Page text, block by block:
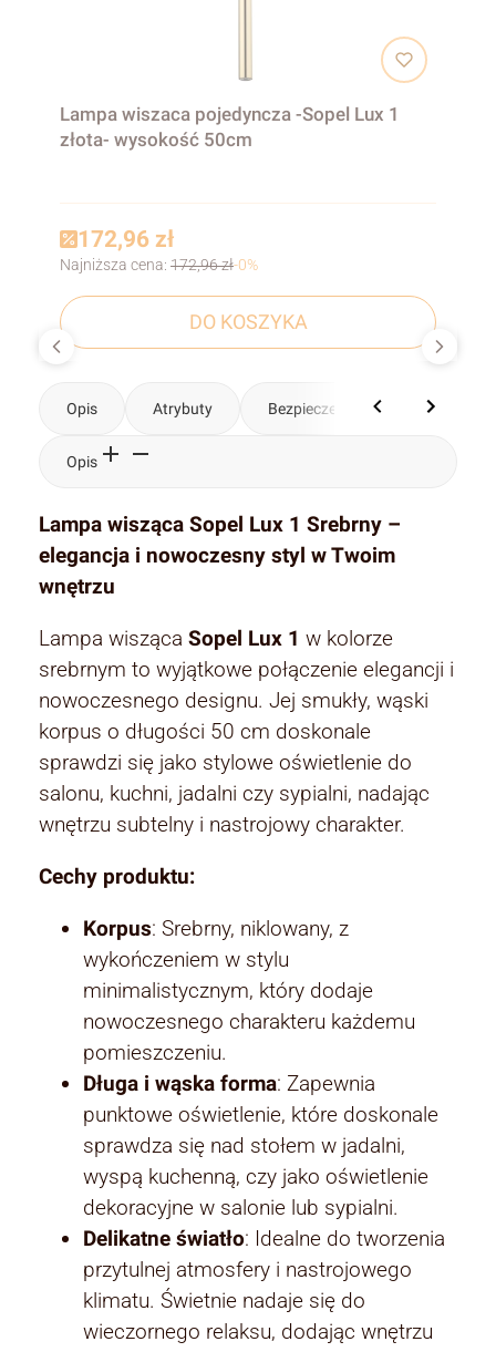
Lampa wiszaca pojedyncza -Sopel Lux 1
złota- wysokość 50cm
172,96 zł
Najniższa cena: 172,96 zł-0%
DO KOSZYKA
Opis Atrybuty Bezpieczeństwo
Opis
Lampa wisząca Sopel Lux 1 Srebrny –
elegancja i nowoczesny styl w Twoim
wnętrzu
Lampa wisząca Sopel Lux 1 w kolorze
srebrnym to wyjątkowe połączenie elegancji i
nowoczesnego designu. Jej smukły, wąski
korpus o długości 50 cm doskonale
sprawdzi się jako stylowe oświetlenie do
salonu, kuchni, jadalni czy sypialni, nadając
wnętrzu subtelny i nastrojowy charakter.
Cechy produktu:
Korpus: Srebrny, niklowany, z
wykończeniem w stylu
minimalistycznym, który dodaje
nowoczesnego charakteru każdemu
pomieszczeniu.
Długa i wąska forma: Zapewnia
punktowe oświetlenie, które doskonale
sprawdza się nad stołem w jadalni,
wyspą kuchenną, czy jako oświetlenie
dekoracyjne w salonie lub sypialni.
Delikatne światło: Idealne do tworzenia
przytulnej atmosfery i nastrojowego
klimatu. Świetnie nadaje się do
wieczornego relaksu, dodając wnętrzu